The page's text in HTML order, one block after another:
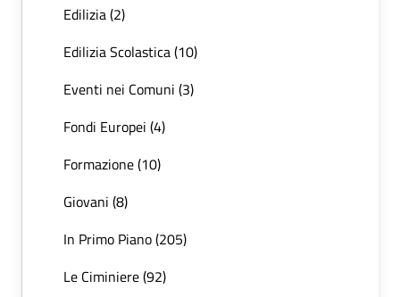
Edilizia (2)
Edilizia Scolastica (10)
Eventi nei Comuni (3)
Fondi Europei (4)
Formazione (10)
Giovani (8)
In Primo Piano (205)
Le Ciminiere (92)